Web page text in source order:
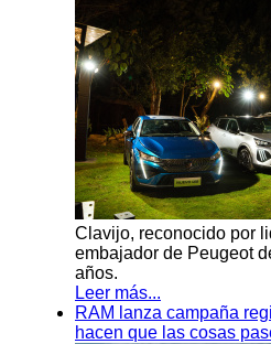
Clavijo, reconocido por
embajador de Peugeot
años.
Leer más...
RAM lanza campaña
hacen que las cosas